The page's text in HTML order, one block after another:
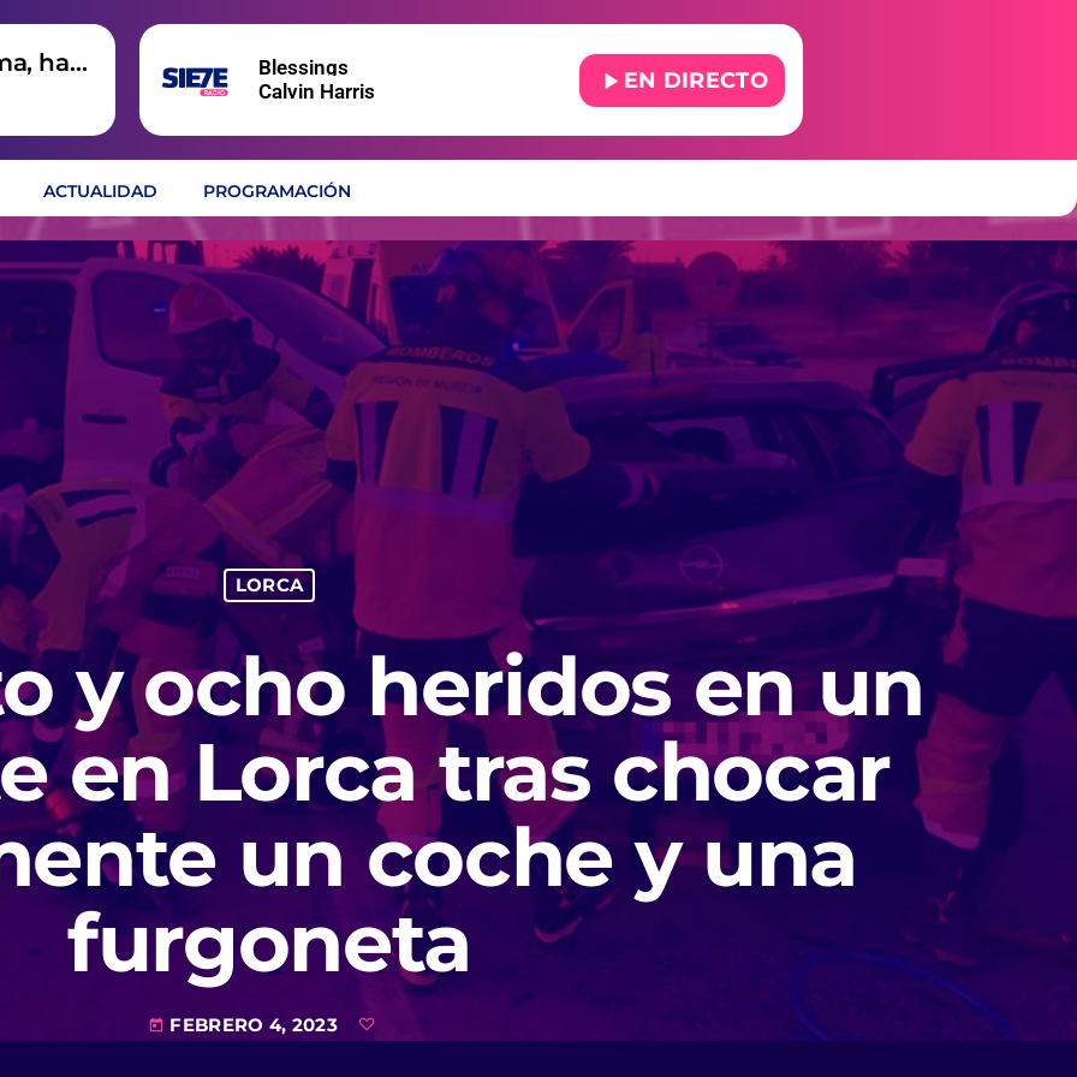
hay
Blessings
Calvin Harris
play_arrow EN DIRECTO
ACTUALIDAD PROGRAMACIÓN
LORCA
y ocho heridos en un
en Lorca tras chocar
un coche y una
furgoneta
today FEBRERO 4, 2023